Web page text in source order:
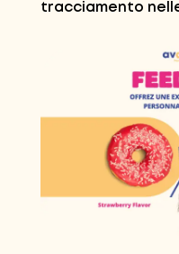
tracciamento